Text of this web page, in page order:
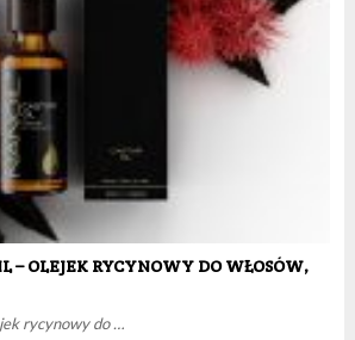
– OLEJEK RYCYNOWY DO WŁOSÓW,
rycynowy do …